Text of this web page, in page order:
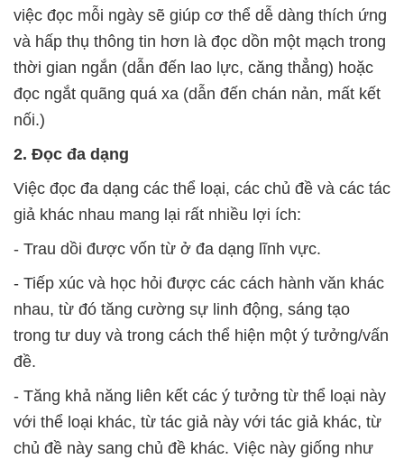
việc đọc mỗi ngày sẽ giúp cơ thể dễ dàng thích ứng
và hấp thụ thông tin hơn là đọc dồn một mạch trong
thời gian ngắn (dẫn đến lao lực, căng thẳng) hoặc
đọc ngắt quãng quá xa (dẫn đến chán nản, mất kết
nối.)
2. Đọc đa dạng
Việc đọc đa dạng các thể loại, các chủ đề và các tác
giả khác nhau mang lại rất nhiều lợi ích:
- Trau dồi được vốn từ ở đa dạng lĩnh vực.
- Tiếp xúc và học hỏi được các cách hành văn khác
nhau, từ đó tăng cường sự linh động, sáng tạo
trong tư duy và trong cách thể hiện một ý tưởng/vấn
đề.
- Tăng khả năng liên kết các ý tưởng từ thể loại này
với thể loại khác, từ tác giả này với tác giả khác, từ
chủ đề này sang chủ đề khác. Việc này giống như